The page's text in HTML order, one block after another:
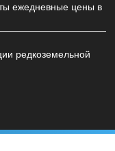
ежедневные цены в
редкоземельной